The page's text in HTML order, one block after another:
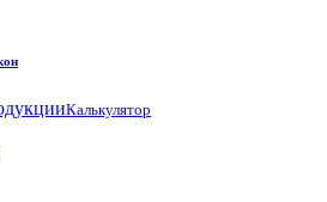
Калькулятор